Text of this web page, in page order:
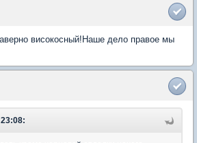
високосный!Наше дело правое мы